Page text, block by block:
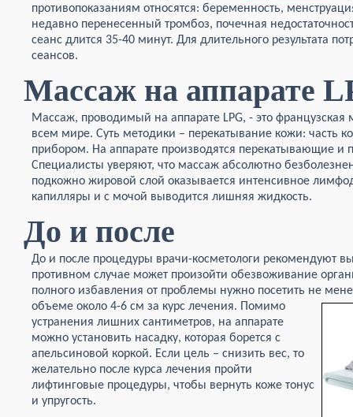
противопоказаниям относятся: беременность,
недавно перенесенный тромбоз, почечная
сеанс длится 35-40 минут. Для длительного результата
сеансов.
Массаж на аппарате
Массаж, проводимый на аппарате LPG, - это французская
всем мире. Суть методики – перекатывание кожи: часть
прибором. На аппарате производятся перекатывающие
Специалисты уверяют, что массаж абсолютно
подкожно жировой слой оказывается интенсивное
капилляры и с мочой выводится лишняя жидкость.
До и после
До и после процедуры врачи-косметологи рекомендуют
противном случае может произойти обезвоживание
полного избавления от проблемы нужно посетить не
объеме около 4-6 см за курс лечения. Помимо
устранения лишних сантиметров, на аппарате
можно установить насадку, которая борется с
апельсиновой коркой. Если цель – снизить вес, то
желательно после курса лечения пройти
лифтинговые процедуры, чтобы вернуть коже тонус
и упругость.